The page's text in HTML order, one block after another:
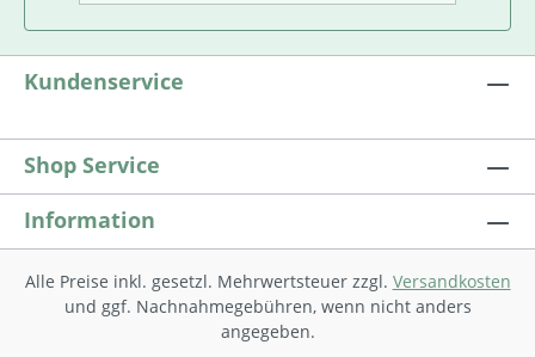
Kundenservice
Shop Service
Information
Alle Preise inkl. gesetzl. Mehrwertsteuer zzgl. Versandkosten
und ggf. Nachnahmegebühren, wenn nicht anders
angegeben.